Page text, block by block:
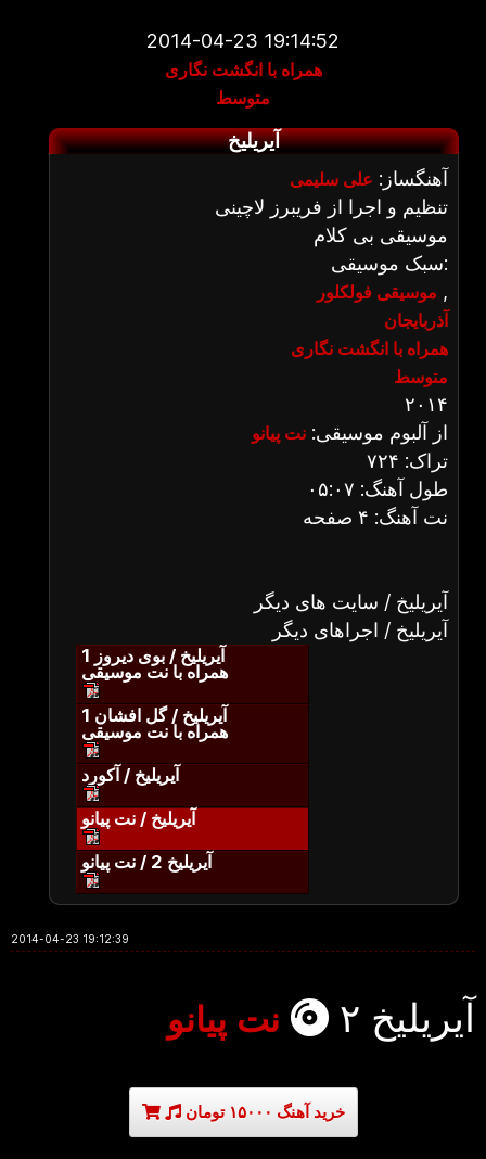
2014-04-23 19:14:52
همراه با انگشت نگاری
متوسط
آیریلیخ
آهنگساز: علی سلیمی
تنظیم و اجرا از فریبرز لاچینی
موسیقی بی کلام
سبک موسیقی:
موسیقی فولکلور ,
آذربایجان
همراه با انگشت نگاری
متوسط
۲۰۱۴
از آلبوم موسیقی: نت پیانو
تراک: ۷۲۴
طول آهنگ: ۰۵:۰۷
نت آهنگ: ۴ صفحه
آیریلیخ / سایت های دیگر
آیریلیخ / اجراهای دیگر
آیریلیخ / بوی دیروز 1
همراه با نت موسیقی
آیریلیخ / گل افشان 1
همراه با نت موسیقی
آیریلیخ / آکورد
آیریلیخ / نت پیانو
آیریلیخ 2 / نت پیانو
2014-04-23 19:12:39
آیریلیخ ۲ نت پیانو
خرید آهنگ ۱۵۰۰۰ تومان